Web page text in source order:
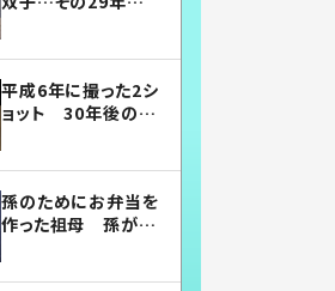
平成6年に撮った2シ
ョット 30年後の姿
孫のためにお弁当を
作った祖母 孫が絶